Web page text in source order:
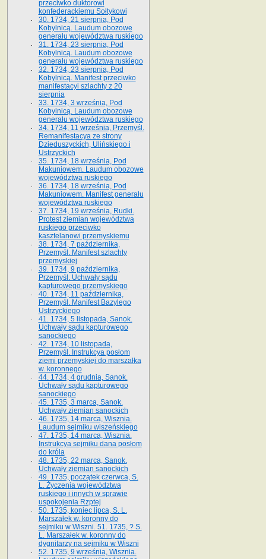
przeciwko duktorowi
konfederackiemu Sołtykowi
30. 1734, 21 sierpnia, Pod
Kobylnicą. Laudum obozowe
generału województwa ruskiego
31. 1734, 23 sierpnia, Pod
Kobylnicą. Laudum obozowe
generału województwa ruskiego
32. 1734, 23 sierpnia, Pod
Kobylnicą. Manifest przeciwko
manifestacyi szlachty z 20
sierpnia
33. 1734, 3 września, Pod
Kobylnicą. Laudum obozowe
generału województwa ruskiego
34. 1734, 11 września, Przemyśl.
Remanifestacya ze strony
Dzieduszyckich, Ulińskiego i
Ustrzyckich
35. 1734, 18 września, Pod
Makuniowem. Laudum obozowe
województwa ruskiego
36. 1734, 18 września, Pod
Makuniowem. Manifest generału
województwa ruskiego
37. 1734, 19 września, Rudki.
Protest ziemian województwa
ruskiego przeciwko
kasztelanowi przemyskiemu
38. 1734, 7 października,
Przemyśl. Manifest szlachty
przemyskiej
39. 1734, 9 października,
Przemyśl. Uchwały sądu
kapturowego przemyskiego
40. 1734, 11 października,
Przemyśl. Manifest Bazylego
Ustrzyckiego
41. 1734, 5 listopada, Sanok.
Uchwały sądu kapturowego
sanockiego
42. 1734, 10 listopada,
Przemyśl. Instrukcya posłom
ziemi przemyskiej do marszałka
w. koronnego
44. 1734, 4 grudnia, Sanok.
Uchwały sądu kapturowego
sanockiego
45. 1735, 3 marca, Sanok.
Uchwały ziemian sanockich
46. 1735, 14 marca, Wisznia.
Laudum sejmiku wiszeńskiego
47. 1735, 14 marca, Wisznia.
Instrukcya sejmiku dana posłom
do króla
48. 1735, 22 marca, Sanok.
Uchwały ziemian sanockich
49. 1735, początek czerwca, S.
L. Życzenia województwa
ruskiego i innych w sprawie
uspokojenia Rzptej
50. 1735, koniec lipca, S. L.
Marszałek w. koronny do
sejmiku w Wiszni. 51. 1735, ? S.
L. Marszałek w. koronny do
dygnitarzy na sejmiku w Wiszni
52. 1735, 9 września, Wisznia.